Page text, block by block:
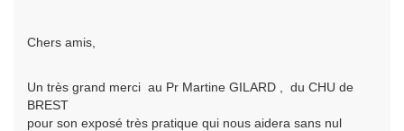
Chers amis,
Un très grand merci au Pr Martine GILARD , du CHU de
BREST
pour son exposé très pratique qui nous aidera sans nul